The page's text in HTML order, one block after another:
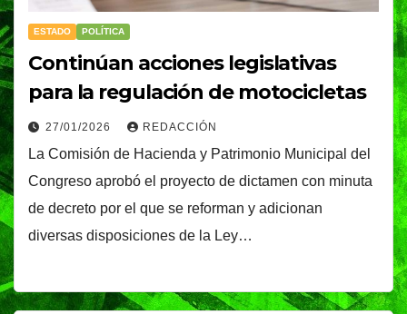
ESTADO POLÍTICA
Continúan acciones legislativas
para la regulación de motocicletas
27/01/2026 REDACCIÓN
La Comisión de Hacienda y Patrimonio Municipal del
Congreso aprobó el proyecto de dictamen con minuta
de decreto por el que se reforman y adicionan
diversas disposiciones de la Ley…